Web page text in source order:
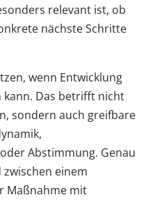
relevant ist, ob
nächste Schritte
wenn Entwicklung
Das betrifft nicht
sondern auch greifbare
Abstimmung. Genau
einem
Maßnahme mit